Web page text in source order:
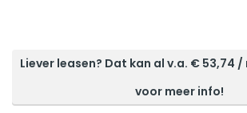
Liever leasen? Dat kan al v.a. € 53,74 /
voor meer info!